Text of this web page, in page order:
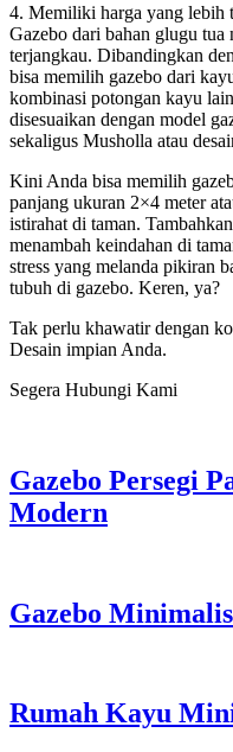
4. Memiliki harga yang lebih
Gazebo dari bahan glugu
terjangkau. Dibandingkan
bisa memilih gazebo dari
kombinasi potongan kayu
disesuaikan dengan model
sekaligus Musholla atau
Kini Anda bisa memilih
panjang ukuran 2×4 meter
istirahat di taman.
menambah keindahan di
stress yang melanda pikiran
tubuh di gazebo. Keren, ya?
Tak perlu khawatir dengan
Desain impian Anda.
Segera Hubungi Kami
Gazebo Persegi
Modern
Gazebo
Rumah Kayu